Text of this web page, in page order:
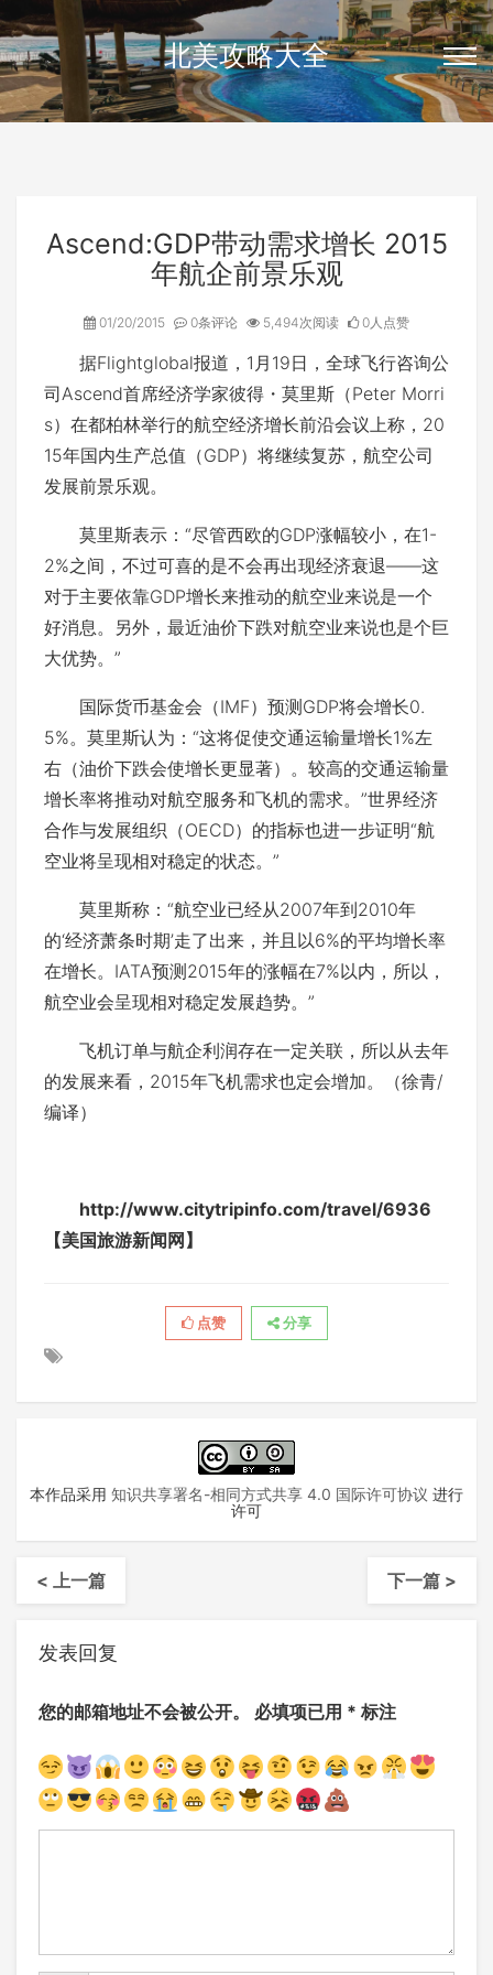
北美攻略大全
Ascend:GDP带动需求增长 2015
年航企前景乐观
01/20/2015 0条评论 5,494次阅读 0人点赞
据Flightglobal报道，1月19日，全球飞行咨询公
司Ascend首席经济学家彼得・莫里斯（Peter Morri
s）在都柏林举行的航空经济增长前沿会议上称，20
15年国内生产总值（GDP）将继续复苏，航空公司
发展前景乐观。
莫里斯表示：“尽管西欧的GDP涨幅较小，在1-
2%之间，不过可喜的是不会再出现经济衰退――这
对于主要依靠GDP增长来推动的航空业来说是一个
好消息。另外，最近油价下跌对航空业来说也是个巨
大优势。”
国际货币基金会（IMF）预测GDP将会增长0.
5%。莫里斯认为：“这将促使交通运输量增长1%左
右（油价下跌会使增长更显著）。较高的交通运输量
增长率将推动对航空服务和飞机的需求。”世界经济
合作与发展组织（OECD）的指标也进一步证明“航
空业将呈现相对稳定的状态。”
莫里斯称：“航空业已经从2007年到2010年
的‘经济萧条时期’走了出来，并且以6%的平均增长率
在增长。IATA预测2015年的涨幅在7%以内，所以，
航空业会呈现相对稳定发展趋势。”
飞机订单与航企利润存在一定关联，所以从去年
的发展来看，2015年飞机需求也定会增加。（徐青/
编译）
http://www.citytripinfo.com/travel/6936
【美国旅游新闻网】
点赞 分享
本作品采用 知识共享署名-相同方式共享 4.0 国际许可协议 进行
许可
< 上一篇 下一篇 >
发表回复
您的邮箱地址不会被公开。 必填项已用 * 标注